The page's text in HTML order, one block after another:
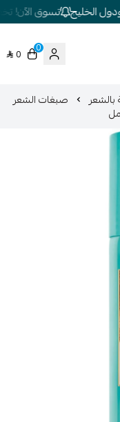
الخليج تسوق الآن!
الطبية
0
0
بالشعر صبغات الشعر